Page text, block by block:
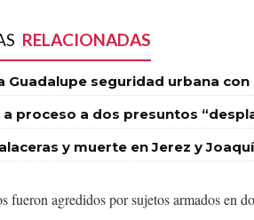
RELACIONADAS
Guadalupe seguridad urbana
a proceso a dos presuntos
y muerte en Jerez y
fueron agredidos por sujetos armados en